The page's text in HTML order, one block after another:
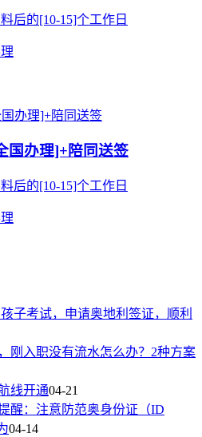
后的[10-15]个工作日
国办理]+陪同送签
后的[10-15]个工作日
子考试，申请奥地利签证，顺利
刚入职没有流水怎么办？2种方案
线开通04-21
醒：注意防范奥身份证（ID
04-14